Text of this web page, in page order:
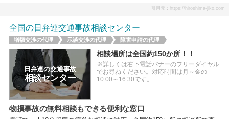
引用元：https://hiroshima-jiko.com
全国の日弁連交通事故相談センター
増額交渉の代理 示談交渉の代理 障害申請の代理
日弁連の交通事故
相談センター
相談場所は全国約150か所！！
※詳しくは右下電話バナーのフリーダイヤル
でお尋ねください。対応時間は月～金の
10:00～16:30です。
物損事故の無料相談もできる便利な窓口